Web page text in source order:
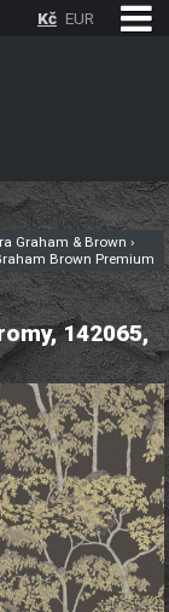
Graham & Brown ›
Brown Premium
142065,
Kč EUR